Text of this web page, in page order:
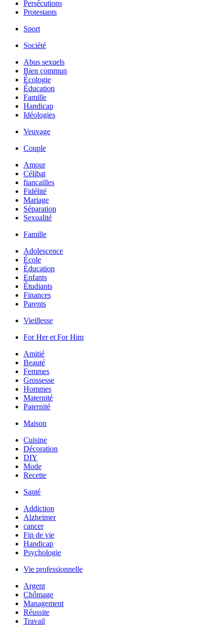
Persécutions
Protestants
Sport
Société
Abus sexuels
Bien commun
Écologie
Éducation
Famille
Handicap
Idéologies
Veuvage
Couple
Amour
Célibat
fiancailles
Fidélité
Mariage
Séparation
Sexualité
Famille
Adolescence
École
Éducation
Enfants
Étudiants
Finances
Parents
Vieillesse
For Her et For Him
Amitié
Beauté
Femmes
Grossesse
Hommes
Maternité
Paternité
Maison
Cuisine
Décoration
DIY
Mode
Recette
Santé
Addiction
Alzheimer
cancer
Fin de vie
Handicap
Psychologie
Vie professionnelle
Argent
Chômage
Management
Réussite
Travail